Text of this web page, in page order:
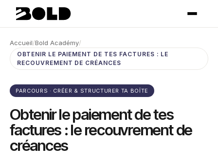
Accueil/Bold Académy/
OBTENIR LE PAIEMENT DE TES FACTURES : LE
RECOUVREMENT DE CRÉANCES
PARCOURS · CRÉER & STRUCTURER TA BOÎTE
Obtenir le paiement de tes
factures : le recouvrement de
créances